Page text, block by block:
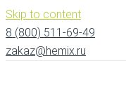
Skip to content
8 (800) 511-69-49
zakaz@hemix.ru